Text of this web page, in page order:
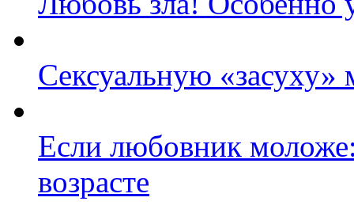
Cексуальную
Если любовник
возрасте